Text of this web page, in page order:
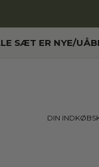
SÆT ER NYE/
DIN